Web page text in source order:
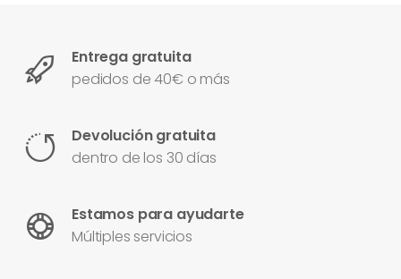
Entrega gratuita
pedidos de 40€ o más
Devolución gratuita
dentro de los 30 días
Estamos para ayudarte
Múltiples servicios